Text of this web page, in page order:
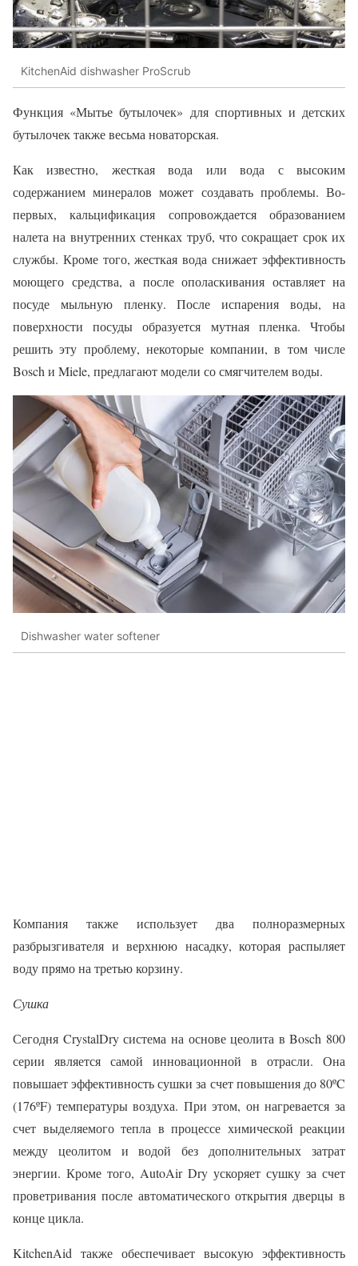
KitchenAid dishwasher ProScrub
Функция «Мытье бутылочек» для спортивных и детских
бутылочек также весьма новаторская.
Как известно, жесткая вода или вода с высоким
содержанием минералов может создавать проблемы. Во-
первых, кальцификация сопровождается образованием
налета на внутренних стенках труб, что сокращает срок их
службы. Кроме того, жесткая вода снижает эффективность
моющего средства, а после ополаскивания оставляет на
посуде мыльную пленку. После испарения воды, на
поверхности посуды образуется мутная пленка. Чтобы
решить эту проблему, некоторые компании, в том числе
Bosch и Miele, предлагают модели со смягчителем воды.
Dishwasher water softener
Компания также использует два полноразмерных
разбрызгивателя и верхнюю насадку, которая распыляет
воду прямо на третью корзину.
Сушка
Сегодня CrystalDry система на основе цеолита в Bosch 800
серии является самой инновационной в отрасли. Она
повышает эффективность сушки за счет повышения до 80ºC
(176ºF) температуры воздуха. При этом, он нагревается за
счет выделяемого тепла в процессе химической реакции
между цеолитом и водой без дополнительных затрат
энергии. Кроме того, AutoAir Dry ускоряет сушку за счет
проветривания после автоматического открытия дверцы в
конце цикла.
KitchenAid также обеспечивает высокую эффективность